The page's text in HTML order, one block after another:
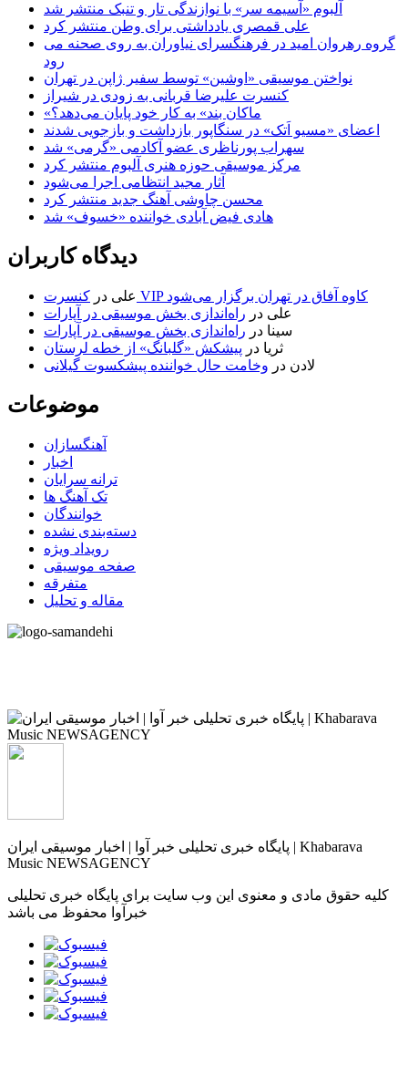
آلبوم «آسیمه سر» با نوازندگی تار و تنبک منتشر شد
علی قمصری یادداشتی برای وطن منتشر کرد
گروه رهروان امید در فرهنگسرای نیاوران به روی صحنه می
رود
نواختن موسیقی «اوشین» توسط سفیر ژاپن در تهران
کنسرت علیرضا قربانی به زودی در شیراز
«ماکان بند» به کار خود پایان می‌دهد؟
اعضای «مسیو اَتک» در سنگاپور بازداشت و بازجویی شدند
سهراب پورناظری عضو آکادمی «گرمی» شد
مرکز موسیقی حوزه هنری آلبوم منتشر کرد
آثار مجید انتظامی اجرا می‌شود
محسن چاوشی آهنگ جدید منتشر کرد
هادی فیض آبادی خواننده «خسوف» شد
دیدگاه کاربران
علی در
کنسرت VIP کاوه آفاق در تهران برگزار می‌شود
علی در راه‌اندازی بخش موسیقی در آپارات
سینا در راه‌اندازی بخش موسیقی در آپارات
ثریا در پیشکش «گلبانگ» از خطه لرستان
لادن در وخامت حال خواننده پیشکسوت گیلانی
موضوعات
آهنگسازان
اخبار
ترانه سرایان
تک آهنگ ها
خوانندگان
دسته‌بندی نشده
رویداد ویژه
صفحه موسیقی
متفرقه
مقاله و تحلیل
پایگاه خبری تحلیلی خبر آوا | اخبار موسیقی ایران | Khabarava
Music NEWSAGENCY
کلیه حقوق مادی و معنوی این وب سایت برای پایگاه خبری تحلیلی
خبرآوا محفوظ می باشد